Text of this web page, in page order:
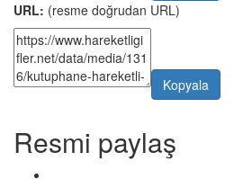
URL: (resme doğrudan URL)
Kopyala
Resmi paylaş